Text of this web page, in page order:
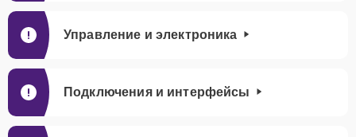
Управление и электроника
Подключения и интерфейсы